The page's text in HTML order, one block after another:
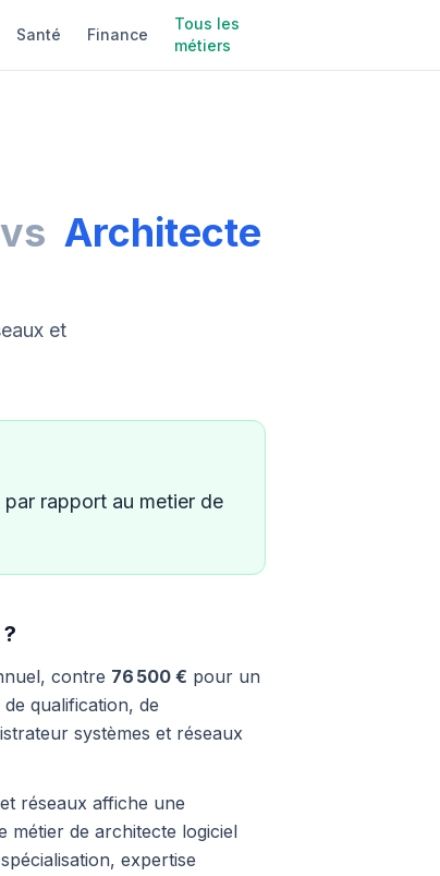
Santé Finance
Tous les
métiers
vs Architecte
et
par rapport au metier de
contre 76 500 € pour un
qualification, de
systèmes et réseaux
réseaux affiche une
métier de architecte logiciel
expertise